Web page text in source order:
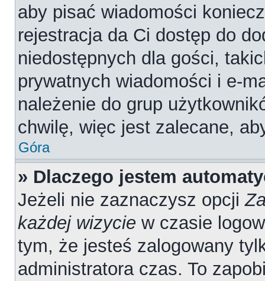
aby pisać wiadomości
rejestracja da Ci dostęp do
niedostępnych dla gości,
prywatnych wiadomości i e-
należenie do grup
chwilę, więc jest zalecane,
Góra
» Dlaczego jestem
Jeżeli nie zaznaczysz opcji
każdej wizycie w czasie
tym, że jesteś zalogowany
administratora czas. To